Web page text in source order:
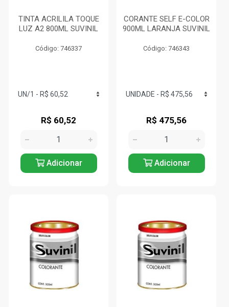
TINTA ACRILILA TOQUE
LUZ A2 800ML SUVINIL
Código: 746337
R$ 60,52
Adicionar
CORANTE SELF E-COLOR
900ML LARANJA SUVINIL
Código: 746343
R$ 475,56
Adicionar